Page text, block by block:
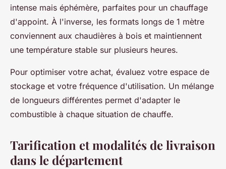
intense mais éphémère, parfaites pour un chauffage
d'appoint. À l'inverse, les formats longs de 1 mètre
conviennent aux chaudières à bois et maintiennent
une température stable sur plusieurs heures.
Pour optimiser votre achat, évaluez votre espace de
stockage et votre fréquence d'utilisation. Un mélange
de longueurs différentes permet d'adapter le
combustible à chaque situation de chauffe.
Tarification et modalités de livraison
dans le département